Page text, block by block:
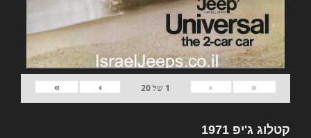
«
‹
1 של20
›
»
קטלוג ג'יפ 1971